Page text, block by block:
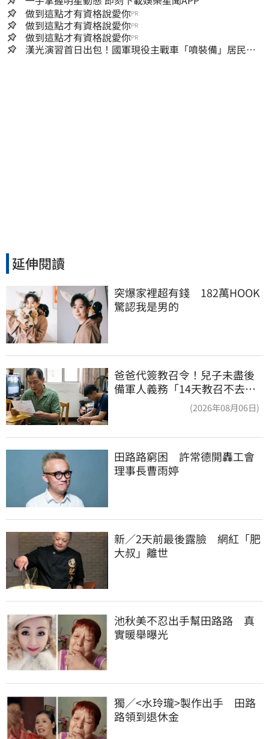
做到這點才有資格說愛你PR
做到這點才有資格說愛你PR
做到這點才有資格說愛你PR
漢光演習首日出包！國軍現役主戰車「噴裝備」居民撿
延伸閱讀
突爆家裡超有錢　182萬HOOK
驚認我是男的
爸爸代簽教召令！兒子未盡後
備軍人義務「14天教召不去」
(2026年08月06日)
田路路窮困　許常德開轟工會
理事長曹雨婷
新／2天前最後露臉　網紅「肥
大叔」離世
池秋美不忍出手幫田路路　真
實暖舉曝光
獨／<水玲瓏>製作出手　田路
路領到退休金